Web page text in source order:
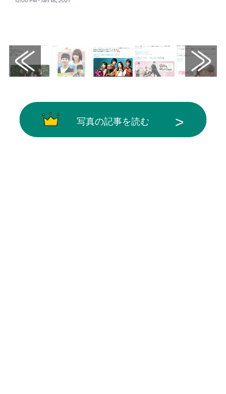
写真の記事を読む